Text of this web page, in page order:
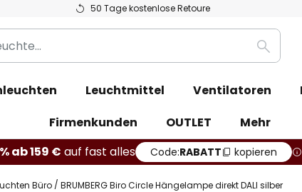
50 Tage kostenlose Retoure
Suche
Leuchtmittel Ventilatoren
Firmenkunden
OUTLET
Mehr
ab 159 € auf fast alles Code:RABATT kopieren
Büro BRUMBERG Biro Circle Hängelampe direkt DALI silber